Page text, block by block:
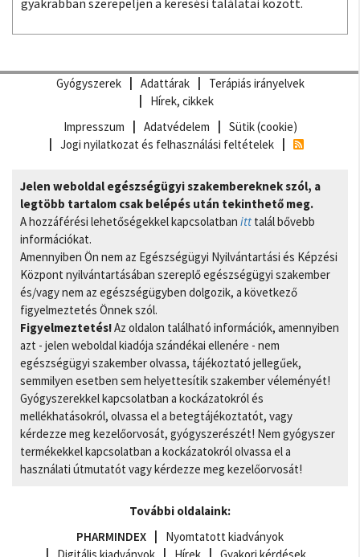
gyakrabban szerepeljen a keresési találatai között.
Gyógyszerek Adattárak
Terápiás irányelvek
Hírek, cikkek
Impresszum
Adatvédelem
Sütik (cookie)
Jogi nyilatkozat és felhasználási feltételek
Jelen weboldal egészségügyi szakembereknek szól, a
legtöbb tartalom csak belépés után tekinthető meg.
A hozzáférési lehetőségekkel kapcsolatban itt talál bővebb
információkat.
Amennyiben Ön nem az Egészségügyi Nyilvántartási és Képzési
Központ nyilvántartásában szereplő egészségügyi szakember
és/vagy nem az egészségügyben dolgozik, a következő
figyelmeztetés Önnek szól.
Figyelmeztetés!Az oldalon található információk, amennyiben
azt - jelen weboldal kiadója szándékai ellenére - nem
egészségügyi szakember olvassa, tájékoztató jellegűek,
semmilyen esetben sem helyettesítik szakember véleményét!
Gyógyszerekkel kapcsolatban a kockázatokról és
mellékhatásokról, olvassa el a betegtájékoztatót, vagy
kérdezze meg kezelőorvosát, gyógyszerészét! Nem gyógyszer
termékekkel kapcsolatban a kockázatokról olvassa el a
használati útmutatót vagy kérdezze meg kezelőorvosát!
További oldalaink:
PHARMINDEX
Nyomtatott kiadványok